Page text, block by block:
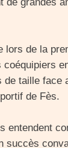
lors de la
de taille face
de Fès.
entendent
succès